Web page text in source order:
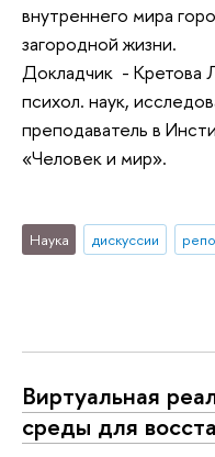
внутреннего мира
загородной жизни.
Докладчик - Кретова
психол. наук,
преподаватель в
«Человек и мир».
Наука дискуссии
Виртуальная
среды для